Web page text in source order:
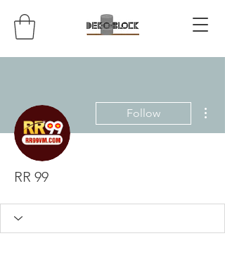
Follow
RR 99